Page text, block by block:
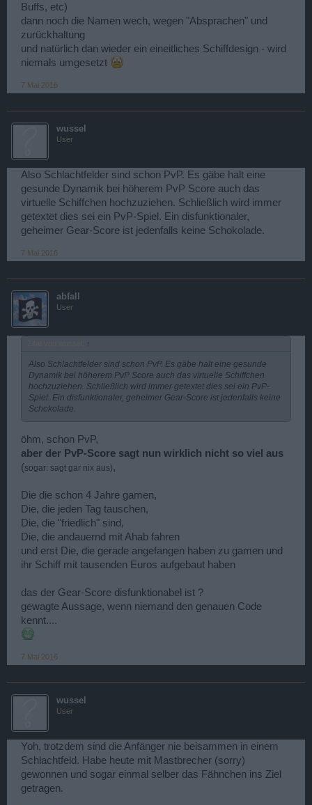
Buffs, etc)
dann noch die Namen wech, wegen "Absprachen" und
zurückhaltung
und natürlich dan wieder ein eineitliches Schiffdesign - wird
niemals umgesetzt
7 Mai 2016
wussel
User
Also Schlachtfelder sind schon PvP. Es gäbe halt eine
gesunde Dynamik bei höherem PvP Score auch das
virtuelle Schiffchen hochzuziehen. Schließlich wird immer
getextet dies sei ein PvP-Spiel. Ein disfunktionaler,
geheimer Gear-Score ist jedenfalls keine Schokolade.
7 Mai 2016
abfall
User
↑
Also Schlachtfelder sind schon PvP. Es gäbe halt eine gesunde
Dynamik bei höherem PvP Score auch das virtuelle Schiffchen
hochzuziehen. Schließlich wird immer getextet dies sei ein PvP-
Spiel. Ein disfunktionaler, geheimer Gear-Score ist jedenfalls keine
Schokolade.
öhm, schon PvP,
aber der PvP-Score sagt nun wirklich nicht so viel aus
(sogar: sagt gar nix aus),
Die die schon 4 Jahre gamen,
Die, die jeden Tag tauschen,
Die, die "friedlich" sind,
Die, die andauernd mit Ahab fahren
und erst Die, die gerade angefangen haben zu gamen und
ihr Schiff mit tausenden Euros aufgebaut haben
das der Gear-Score disfunktionabel ist ?
gewagte Aussage, wenn niemand den genauen Code
kennt....
7 Mai 2016
wussel
User
Yoh, trotzdem sind die Anfänger nie beisammen in einem
Schlachtfeld. Habe heute mit Mastbrecher (sorry)
gewonnen und sogar einmal selber das Fähnchen ins Ziel
getragen.